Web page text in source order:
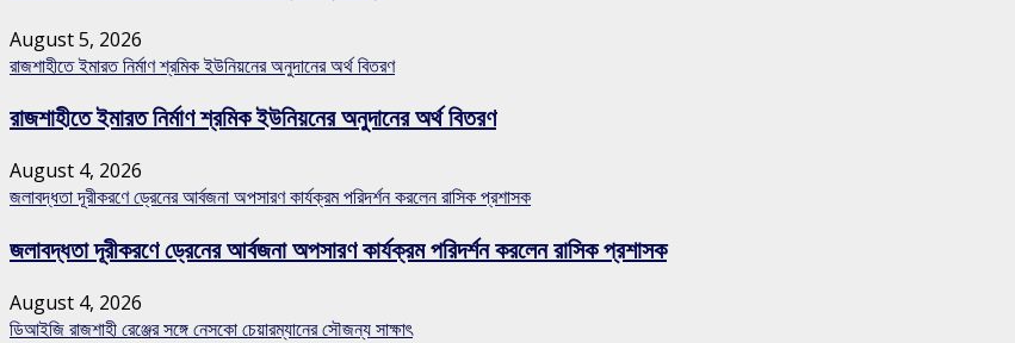
August 5, 2026
রাজশাহীতে ইমারত নির্মাণ শ্রমিক ইউনিয়নের অনুদানের অর্থ বিতরণ
রাজশাহীতে ইমারত নির্মাণ শ্রমিক ইউনিয়নের অনুদানের অর্থ বিতরণ
August 4, 2026
জলাবদ্ধতা দূরীকরণে ড্রেনের আর্বজনা অপসারণ কার্যক্রম পরিদর্শন করলেন রাসিক প্রশাসক
জলাবদ্ধতা দূরীকরণে ড্রেনের আর্বজনা অপসারণ কার্যক্রম পরিদর্শন করলেন রাসিক প্রশাসক
August 4, 2026
ডিআইজি রাজশাহী রেঞ্জের সঙ্গে নেসকো চেয়ারম্যানের সৌজন্য সাক্ষাৎ